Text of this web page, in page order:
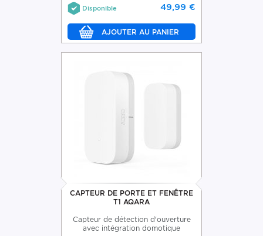
49,99 €
Disponible
CAPTEUR DE PORTE ET FENÊTRE
T1 AQARA
Capteur de détection d'ouverture
avec intégration domotique